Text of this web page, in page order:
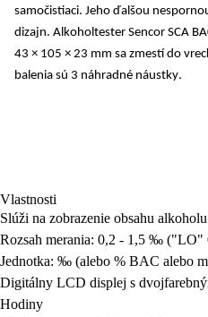
samočistiaci. Jeho ďalšou
dizajn. Alkoholtester Sencor SCA
43 × 105 × 23 mm sa zmestí do
balenia sú 3 náhradné náustky.
Vlastnosti
Slúži na zobrazenie obsahu
Rozsah merania: 0,2 - 1,5 ‰
Jednotka: ‰ (alebo % BAC alebo
Digitálny LCD displej s
Hodiny